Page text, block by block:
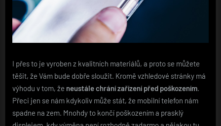
I přes to je vyroben z kvalitních materiálů, a proto se můžete
těšit, že Vám bude dobře sloužit. Kromě vzhledové stránky má
výhodu v tom, že neustále chrání zařízení před poškozením.
Přeci jen se nám kdykoliv může stát, že mobilní telefon nám
spadne na zem. Mnohdy to končí poškozením a prasklý